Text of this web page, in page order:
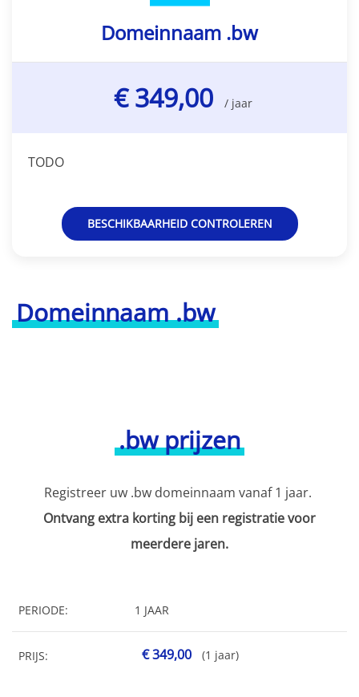
Domeinnaam .bw
Domeinnaam .bw
€ 349,00 / jaar
TODO
BESCHIKBAARHEID CONTROLEREN
.bw prijzen
Registreer uw .bw domeinnaam vanaf 1 jaar.
Ontvang extra korting bij een registratie voor
meerdere jaren.
PERIODE: 1 JAAR
PRIJS: € 349,00 (1 jaar)